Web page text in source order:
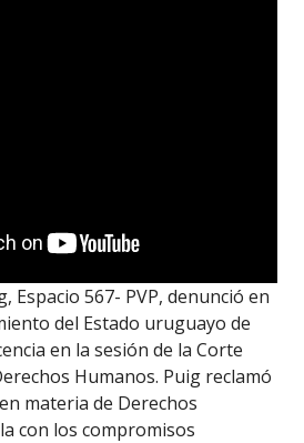
Espacio 567- PVP, denunció en
del Estado uruguayo de
en la sesión de la Corte
Humanos. Puig reclamó
materia de Derechos
con los compromisos